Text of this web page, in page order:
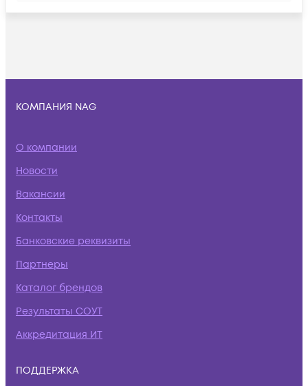
КОМПАНИЯ NAG
О компании
Новости
Вакансии
Контакты
Банковские реквизиты
Партнеры
Каталог брендов
Результаты СОУТ
Аккредитация ИТ
ПОДДЕРЖКА